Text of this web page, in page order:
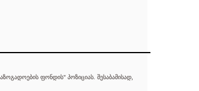
ფონდის" პოზიციას. შესაბამისად,